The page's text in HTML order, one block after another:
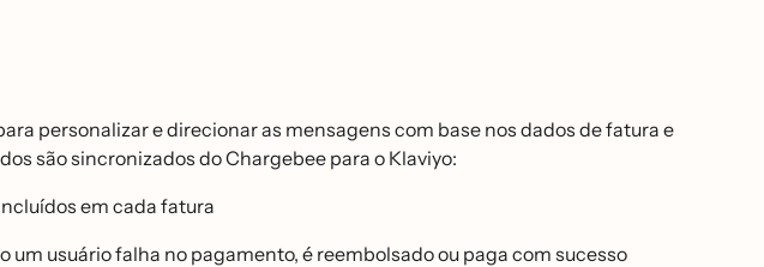
personalizar e direcionar as mensagens com base nos dados de fatura e
são sincronizados do Chargebee para o Klaviyo:
em cada fatura
usuário falha no pagamento, é reembolsado ou paga com sucesso